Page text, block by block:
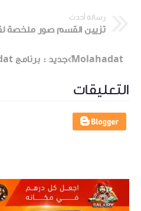
رسالة أحدث
تزيين القسم صور ملخصة
التعليقات